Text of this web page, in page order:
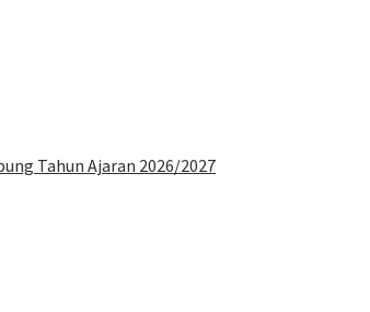
Tahun Ajaran 2026/2027